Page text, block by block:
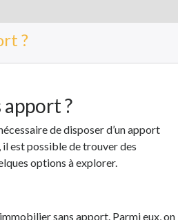
?
?
de disposer d’un apport
est possible de trouver des
options à explorer.
sans apport. Parmi eux, on